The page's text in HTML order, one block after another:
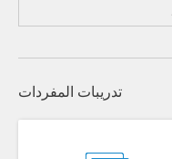
تدريبات المفردات